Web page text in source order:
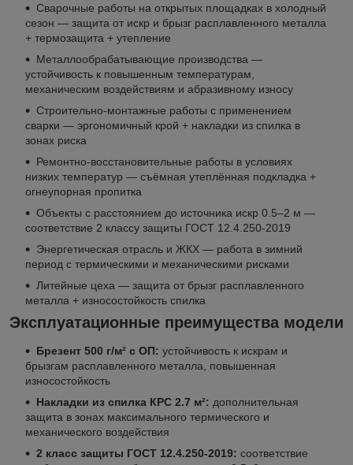
Сварочные работы на открытых площадках в холодный
сезон — защита от искр и брызг расплавленного металла
+ термозащита + утепление
Металлообрабатывающие производства —
устойчивость к повышенным температурам,
механическим воздействиям и абразивному износу
Строительно-монтажные работы с применением
сварки — эргономичный крой + накладки из спилка в
зонах риска
Ремонтно-восстановительные работы в условиях
низких температур — съёмная утеплённая подкладка +
огнеупорная пропитка
Объекты с расстоянием до источника искр 0.5–2 м —
соответствие 2 классу защиты ГОСТ 12.4.250-2019
Энергетическая отрасль и ЖКХ — работа в зимний
период с термическими и механическими рисками
Литейные цеха — защита от брызг расплавленного
металла + износостойкость спилка
Эксплуатационные преимущества модели
Брезент 500 г/м² с ОП: устойчивость к искрам и
брызгам расплавленного металла, повышенная
износостойкость
Накладки из спилка КРС 2.7 м²: дополнительная
защита в зонах максимального термического и
механического воздействия
2 класс защиты ГОСТ 12.4.250-2019: соответствие